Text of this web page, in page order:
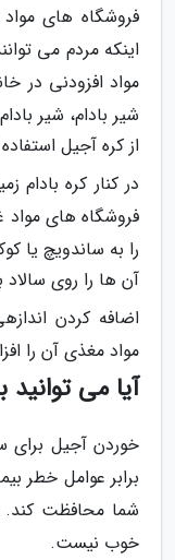
فروشگاه های
اینکه مردم می
مواد افزودنی در
شیر بادام، شیر
از کره آجیل
در کنار کره بادام
فروشگاه های مواد
را به ساندویچ یا
آن ها را روی سالاد
اضافه کردن
مواد مغذی آن را
آیا می
خوردن آجیل
برابر عوامل خطر
شما محافظت کند.
خوب نیست.